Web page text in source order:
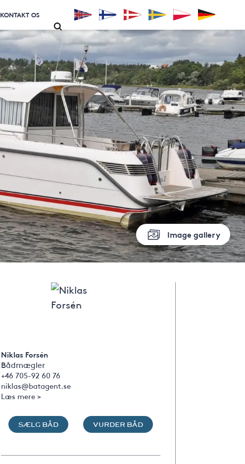
KONTAKT OS
Image gallery
Niklas Forsén
Bådmægler
+46 705-92 60 76
niklas@batagent.se
Læs mere >
SÆLG BÅD VURDER BÅD